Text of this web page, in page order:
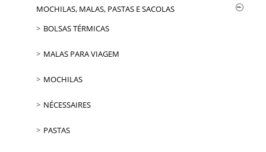
MOCHILAS, MALAS, PASTAS E SACOLAS
BOLSAS TÉRMICAS
MALAS PARA VIAGEM
MOCHILAS
NÉCESSAIRES
PASTAS